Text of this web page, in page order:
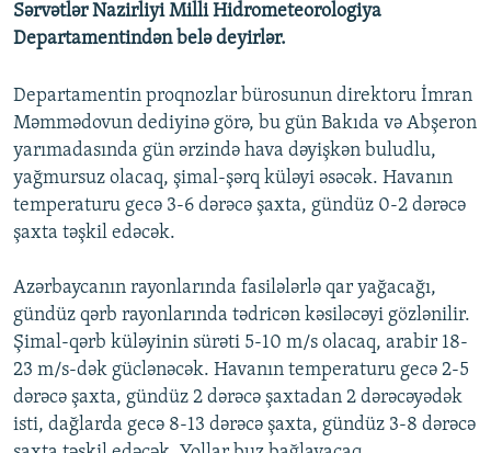
XƏBƏR BÜLLETENLƏRIMIZ
Sərvətlər Nazirliyi Milli Hidrometeorologiya
Departamentindən belə deyirlər.
Departamentin proqnozlar bürosunun direktoru İmran
Məmmədovun dediyinə görə, bu gün Bakıda və Abşeron
yarımadasında gün ərzində hava dəyişkən buludlu,
yağmursuz olacaq, şimal-şərq küləyi əsəcək. Havanın
temperaturu gecə 3-6 dərəcə şaxta, gündüz 0-2 dərəcə
şaxta təşkil edəcək.
Azərbaycanın rayonlarında fasilələrlə qar yağacağı,
gündüz qərb rayonlarında tədricən kəsiləcəyi gözlənilir.
Şimal-qərb küləyinin sürəti 5-10 m/s olacaq, arabir 18-
23 m/s-dək güclənəcək. Havanın temperaturu gecə 2-5
dərəcə şaxta, gündüz 2 dərəcə şaxtadan 2 dərəcəyədək
isti, dağlarda gecə 8-13 dərəcə şaxta, gündüz 3-8 dərəcə